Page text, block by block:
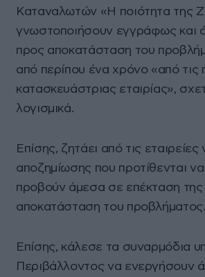
Καταναλωτών «Η ποιότητα της
γνωστοποιήσουν εγγράφως και
προς αποκατάσταση του
από περίπου ένα χρόνο «από τις
κατασκευάστριας εταιρίας»,
λογισμικά.
Επίσης, ζητάει από τις
αποζημίωσης που προτίθενται
προβούν άμεσα σε επέκταση της
αποκατάσταση του προβλήματος.
Επίσης, κάλεσε τα συναρμόδια
Περιβάλλοντος να ενεργήσουν